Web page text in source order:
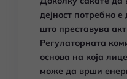
дејност потребно
што преставува
Регулаторната
основа на која
може да врши